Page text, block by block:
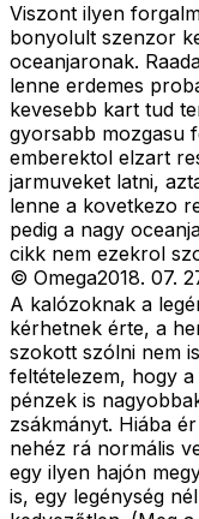
Viszont ilyen
bonyolult szenzor
oceanjaronak.
lenne erdemes
kevesebb kart tud
gyorsabb mozgasu
emberektol elzart
jarmuveket latni,
lenne a kovetkezo
pedig a nagy
cikk nem ezekrol
© Omega2018. 07.
A kalózoknak a
kérhetnek érte, a
szokott szólni nem
feltételezem, hogy
pénzek is
zsákmányt. Hiába
nehéz rá normális
egy ilyen hajón
is, egy legénység